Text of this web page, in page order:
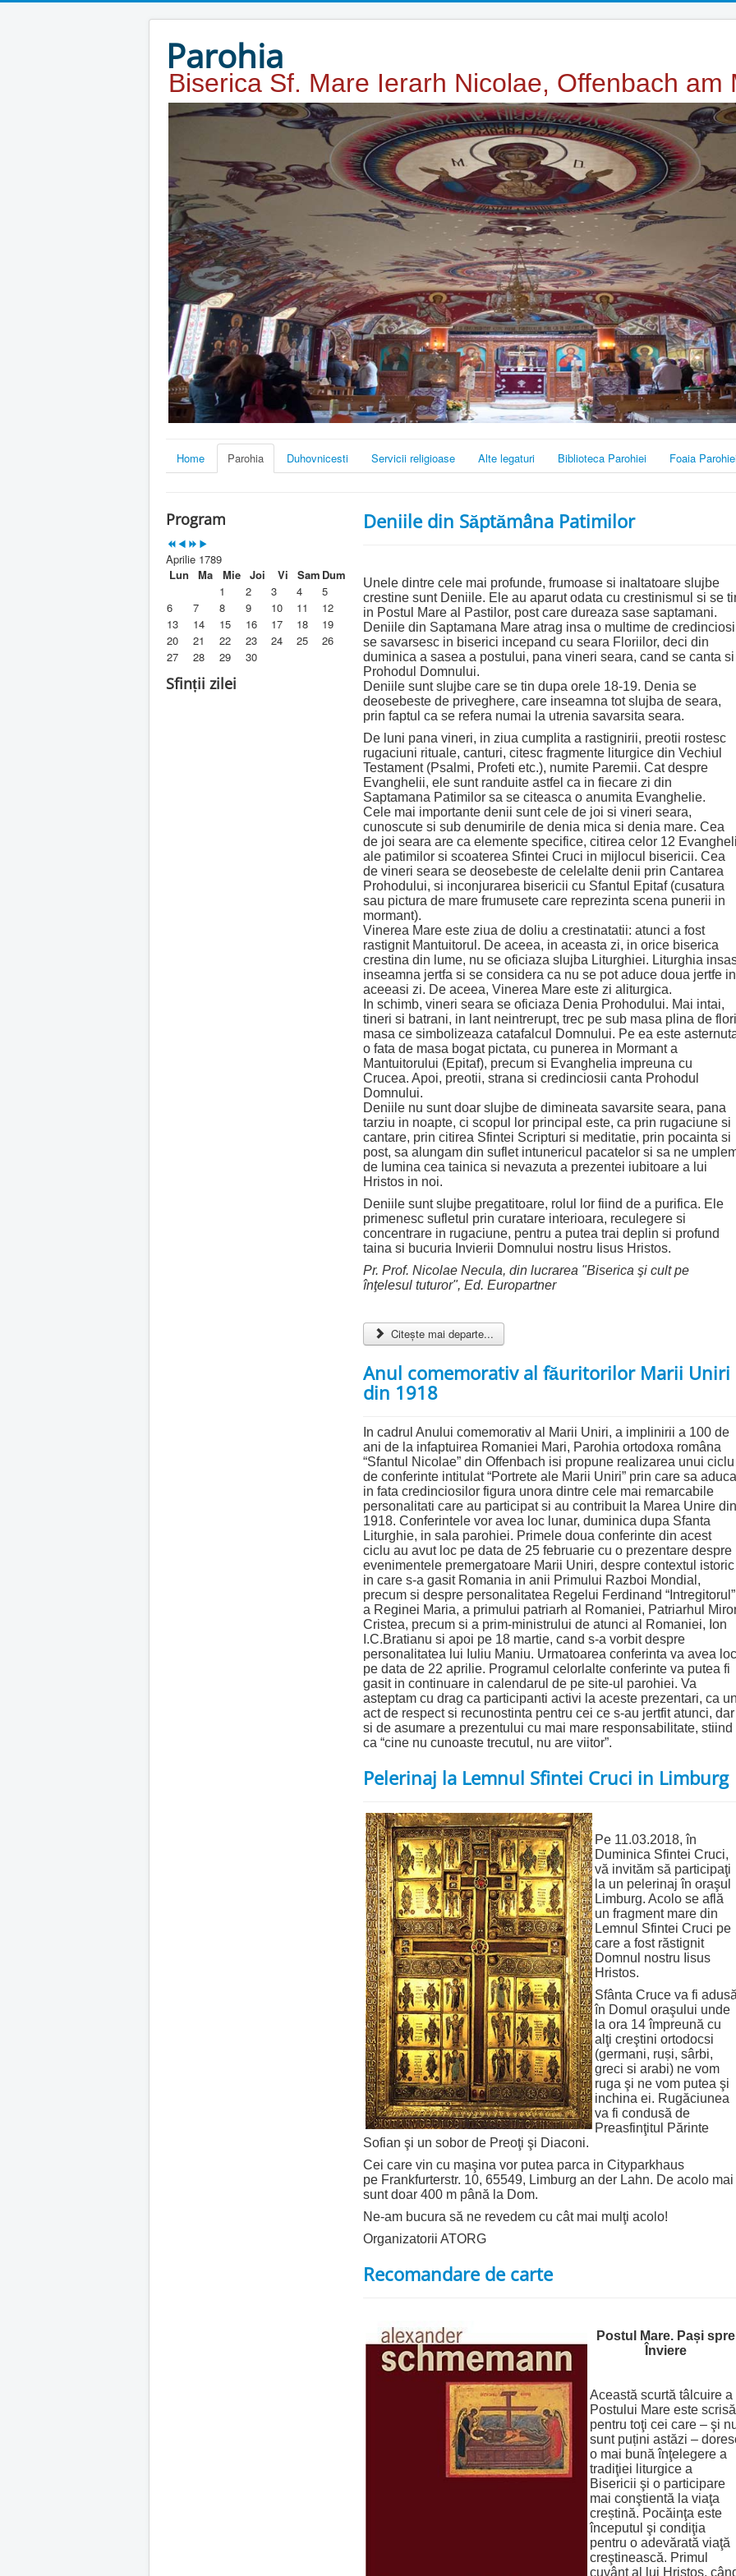
Parohia
Biserica Sf. Mare Ierarh Nicolae, Offenbach am
Home Parohia Duhovnicesti Servicii religioase Alte legaturi Biblioteca Parohiei Foaia
Program
Aprilie 1789
Lun
Ma Mie Joi Vi Sam Dum
1
2 3 4
5
6
7 8 9 10 11
12
13
14 15 16 17 18
19
20
21 22 23 24 25
26
27
28 29 30
Sfinții zilei
Deniile din Săptămâna Patimilor
Unele dintre cele mai profunde, frumoase si inaltatoare slujbe
crestine sunt Deniile. Ele au aparut odata cu crestinismul si se
in Postul Mare al Pastilor, post care dureaza sase saptamani.
Deniile din Saptamana Mare atrag insa o multime de
se savarsesc in biserici incepand cu seara Floriilor, deci din
duminica a sasea a postului, pana vineri seara, cand se canta si
Prohodul Domnului.
Deniile sunt slujbe care se tin dupa orele 18-19. Denia se
deosebeste de priveghere, care inseamna tot slujba de seara,
prin faptul ca se refera numai la utrenia savarsita seara.
De luni pana vineri, in ziua cumplita a rastignirii, preotii rostesc
rugaciuni rituale, canturi, citesc fragmente liturgice din Vechiul
Testament (Psalmi, Profeti etc.), numite Paremii. Cat despre
Evanghelii, ele sunt randuite astfel ca in fiecare zi din
Saptamana Patimilor sa se citeasca o anumita Evanghelie.
Cele mai importante denii sunt cele de joi si vineri seara,
cunoscute si sub denumirile de denia mica si denia mare. Cea
de joi seara are ca elemente specifice, citirea celor 12
ale patimilor si scoaterea Sfintei Cruci in mijlocul bisericii. Cea
de vineri seara se deosebeste de celelalte denii prin Cantarea
Prohodului, si inconjurarea bisericii cu Sfantul Epitaf (cusatura
sau pictura de mare frumusete care reprezinta scena punerii in
mormant).
Vinerea Mare este ziua de doliu a crestinatatii: atunci a fost
rastignit Mantuitorul. De aceea, in aceasta zi, in orice biserica
crestina din lume, nu se oficiaza slujba Liturghiei. Liturghia
inseamna jertfa si se considera ca nu se pot aduce doua jertfe in
aceeasi zi. De aceea, Vinerea Mare este zi aliturgica.
In schimb, vineri seara se oficiaza Denia Prohodului. Mai intai,
tineri si batrani, in lant neintrerupt, trec pe sub masa plina de
masa ce simbolizeaza catafalcul Domnului. Pe ea este
o fata de masa bogat pictata, cu punerea in Mormant a
Mantuitorului (Epitaf), precum si Evanghelia impreuna cu
Crucea. Apoi, preotii, strana si credinciosii canta Prohodul
Domnului.
Deniile nu sunt doar slujbe de dimineata savarsite seara, pana
tarziu in noapte, ci scopul lor principal este, ca prin rugaciune si
cantare, prin citirea Sfintei Scripturi si meditatie, prin pocainta si
post, sa alungam din suflet intunericul pacatelor si sa ne
de lumina cea tainica si nevazuta a prezentei iubitoare a lui
Hristos in noi.
Deniile sunt slujbe pregatitoare, rolul lor fiind de a purifica. Ele
primenesc sufletul prin curatare interioara, reculegere si
concentrare in rugaciune, pentru a putea trai deplin si profund
taina si bucuria Invierii Domnului nostru Iisus Hristos.
Pr. Prof. Nicolae Necula, din lucrarea "Biserica şi cult pe
înţelesul tuturor", Ed. Europartner
Citește mai departe...
Anul comemorativ al făuritorilor Marii Uniri
din 1918
In cadrul Anului comemorativ al Marii Uniri, a implinirii a 100 de
ani de la infaptuirea Romaniei Mari, Parohia ortodoxa româna
“Sfantul Nicolae” din Offenbach isi propune realizarea unui ciclu
de conferinte intitulat “Portrete ale Marii Uniri” prin care sa aduca
in fata credinciosilor figura unora dintre cele mai remarcabile
personalitati care au participat si au contribuit la Marea Unire din
1918. Conferintele vor avea loc lunar, duminica dupa Sfanta
Liturghie, in sala parohiei. Primele doua conferinte din acest
ciclu au avut loc pe data de 25 februarie cu o prezentare despre
evenimentele premergatoare Marii Uniri, despre contextul istoric
in care s-a gasit Romania in anii Primului Razboi Mondial,
precum si despre personalitatea Regelui Ferdinand
a Reginei Maria, a primului patriarh al Romaniei, Patriarhul
Cristea, precum si a prim-ministrului de atunci al Romaniei, Ion
I.C.Bratianu si apoi pe 18 martie, cand s-a vorbit despre
personalitatea lui Iuliu Maniu. Urmatoarea conferinta va avea loc
pe data de 22 aprilie. Programul celorlalte conferinte va putea fi
gasit in continuare in calendarul de pe site-ul parohiei. Va
asteptam cu drag ca participanti activi la aceste prezentari, ca
act de respect si recunostinta pentru cei ce s-au jertfit atunci, dar
si de asumare a prezentului cu mai mare responsabilitate, stiind
ca “cine nu cunoaste trecutul, nu are viitor”.
Pelerinaj la Lemnul Sfintei Cruci in Limburg
Pe 11.03.2018, în
Duminica Sfintei Cruci,
vă invităm să participaţi
la un pelerinaj în oraşul
Limburg. Acolo se află
un fragment mare din
Lemnul Sfintei Cruci pe
care a fost răstignit
Domnul nostru Iisus
Hristos.
Sfânta Cruce va fi
în Domul oraşului unde
la ora 14 împreună cu
alţi creştini ortodocsi
(germani, ruși, sârbi,
greci si arabi) ne vom
ruga şi ne vom putea şi
inchina ei. Rugăciunea
va fi condusă de
Preasfinţitul Părinte
Sofian şi un sobor de Preoţi şi Diaconi.
Cei care vin cu maşina vor putea parca in Cityparkhaus
pe Frankfurterstr. 10, 65549, Limburg an der Lahn. De acolo mai
sunt doar 400 m până la Dom.
Ne-am bucura să ne revedem cu cât mai mulţi acolo!
Organizatorii ATORG
Recomandare de carte
Postul Mare. Pași spre
Înviere
Această scurtă tâlcuire a
Postului Mare este scrisă
pentru toţi cei care – şi
sunt puțini astăzi –
o mai bună înţelegere a
tradiţiei liturgice a
Bisericii şi o participare
mai conştientă la viaţa
creștină. Pocăinţa este
începutul şi condiţia
pentru o adevărată viaţă
creştinească. Primul
cuvânt al lui Hristos,